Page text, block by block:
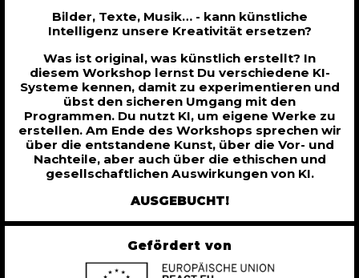
Bilder, Texte, Musik… - kann künstliche
Intelligenz unsere Kreativität ersetzen?
Was ist original, was künstlich erstellt? In
diesem Workshop lernst Du verschiedene KI-
Systeme kennen, damit zu experimentieren und
übst den sicheren Umgang mit den
Programmen. Du nutzt KI, um eigene Werke zu
erstellen. Am Ende des Workshops sprechen wir
über die entstandene Kunst, über die Vor- und
Nachteile, aber auch über die ethischen und
gesellschaftlichen Auswirkungen von KI.
AUSGEBUCHT!
Gefördert von